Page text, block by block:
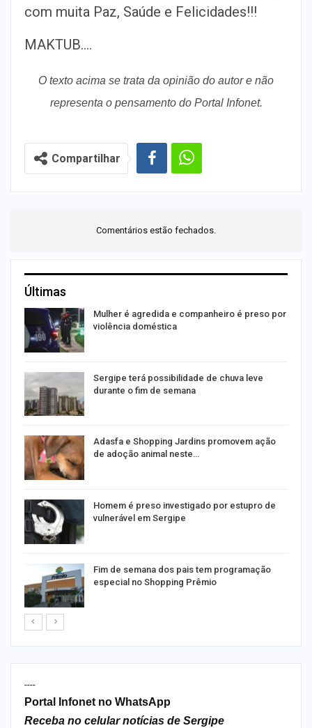
com muita Paz, Saúde e Felicidades!!!
MAKTUB….
O texto acima se trata da opinião do autor e não
representa o pensamento do Portal Infonet.
Compartilhar
Comentários estão fechados.
Últimas
Mulher é agredida e companheiro é preso por
violência doméstica
Sergipe terá possibilidade de chuva leve
durante o fim de semana
Adasfa e Shopping Jardins promovem ação
de adoção animal neste…
Homem é preso investigado por estupro de
vulnerável em Sergipe
Fim de semana dos pais tem programação
especial no Shopping Prêmio
----
Portal Infonet no WhatsApp
Receba no celular notícias de Sergipe